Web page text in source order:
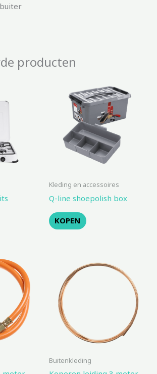
producten
Kleding en accessoires
Q-line shoepolish box
KOPEN
Buitenkleding